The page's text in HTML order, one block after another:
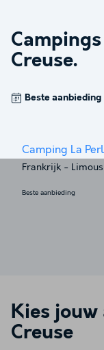
Creuse.
Beste aanbieding
Camping La
Frankrijk -
Beste aanbieding
Kies jouw
Creuse